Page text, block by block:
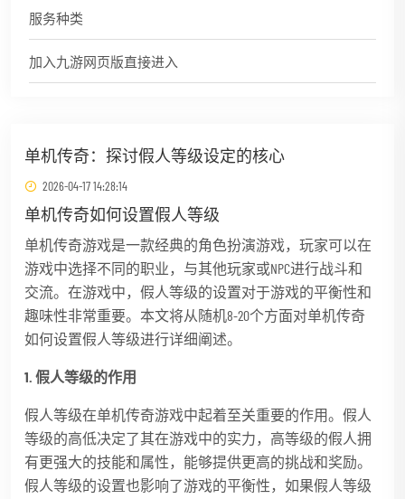
服务种类
加入九游网页版直接进入
单机传奇：探讨假人等级设定的核心
2026-04-17 14:28:14
单机传奇如何设置假人等级
单机传奇游戏是一款经典的角色扮演游戏，玩家可以在
游戏中选择不同的职业，与其他玩家或NPC进行战斗和
交流。在游戏中，假人等级的设置对于游戏的平衡性和
趣味性非常重要。本文将从随机8-20个方面对单机传奇
如何设置假人等级进行详细阐述。
1. 假人等级的作用
假人等级在单机传奇游戏中起着至关重要的作用。假人
等级的高低决定了其在游戏中的实力，高等级的假人拥
有更强大的技能和属性，能够提供更高的挑战和奖励。
假人等级的设置也影响了游戏的平衡性，如果假人等级